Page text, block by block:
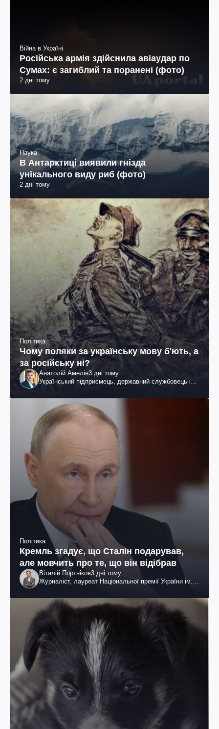
Війна в Україні
Російська армія здійснила авіаудар по
Сумах: є загиблий та поранені (фото)
2 дні тому
Наука
В Антарктиці виявили гнізда
унікального виду риб (фото)
2 дні тому
Політика
Чому поляки за українську мову б'ють, а
за російську ні?
Анатолій Амелін3 дні тому
Український підприємець, державний службовець і
Політика
Кремль згадує, що Сталін подарував,
але мовчить про те, що він відібрав
Віталій Портніков3 дні тому
Журналіст, лауреат Національної премії України ім.